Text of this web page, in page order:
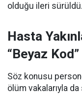
olduğu ileri sürüldü.
Hasta
“Beyaz
Söz konusu
ölüm vakalarıyla da